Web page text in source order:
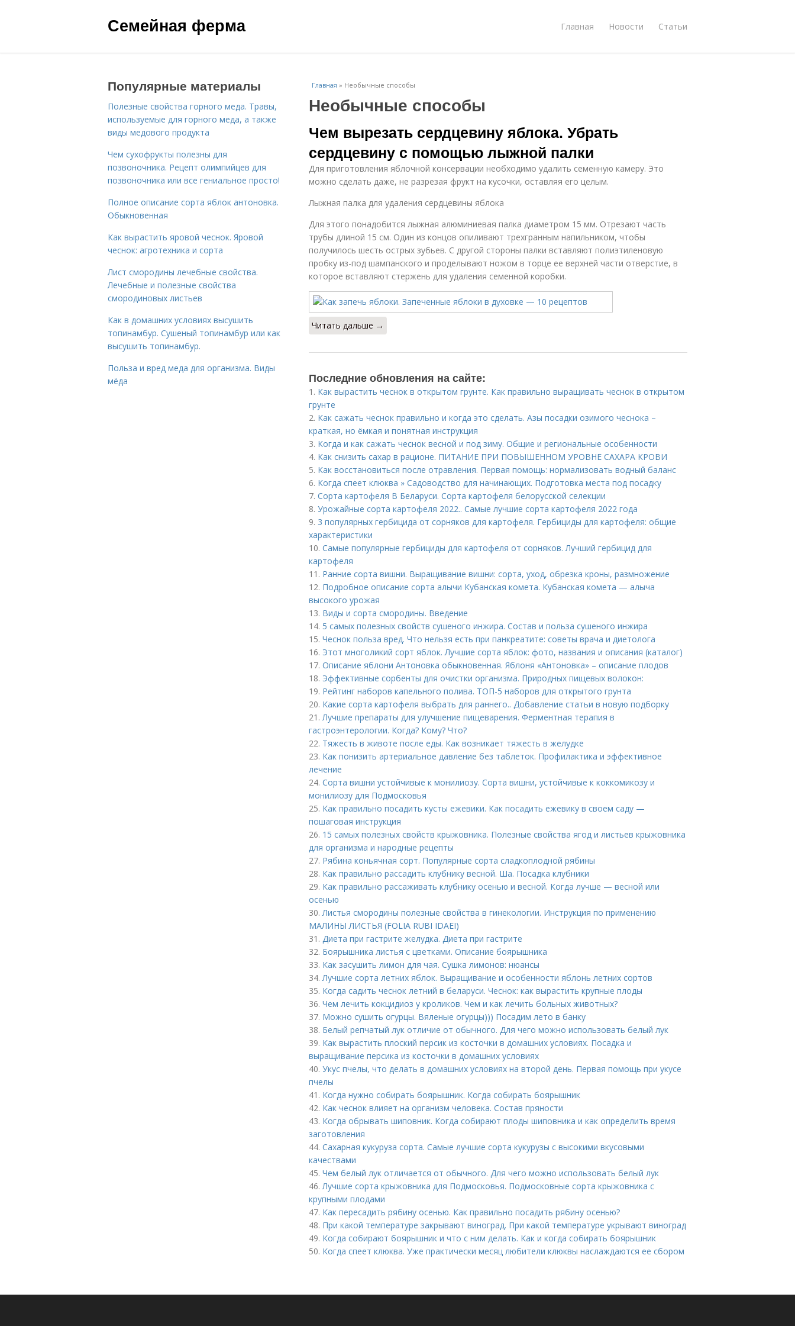
Семейная ферма Главная Новости Статьи
Главная » Необычные способы
Необычные способы
Чем вырезать сердцевину яблока. Убрать
сердцевину с помощью лыжной палки
Для приготовления яблочной консервации необходимо удалить семенную камеру. Это
можно сделать даже, не разрезая фрукт на кусочки, оставляя его целым.
Лыжная палка для удаления сердцевины яблока
Для этого понадобится лыжная алюминиевая палка диаметром 15 мм. Отрезают часть
трубы длиной 15 см. Один из концов опиливают трехгранным напильником, чтобы
получилось шесть острых зубьев. С другой стороны палки вставляют полиэтиленовую
пробку из-под шампанского и проделывают ножом в торце ее верхней части отверстие, в
которое вставляют стержень для удаления семенной коробки.
Читать дальше →
Последние обновления на сайте:
1. Как вырастить чеснок в открытом грунте. Как правильно выращивать чеснок в открытом
грунте
2. Как сажать чеснок правильно и когда это сделать. Азы посадки озимого чеснока –
краткая, но ёмкая и понятная инструкция
3. Когда и как сажать чеснок весной и под зиму. Общие и региональные особенности
4. Как снизить сахар в рационе. ПИТАНИЕ ПРИ ПОВЫШЕННОМ УРОВНЕ САХАРА КРОВИ
5. Как восстановиться после отравления. Первая помощь: нормализовать водный баланс
6. Когда спеет клюква » Садоводство для начинающих. Подготовка места под посадку
7. Сорта картофеля В Беларуси. Сорта картофеля белорусской селекции
8. Урожайные сорта картофеля 2022.. Самые лучшие сорта картофеля 2022 года
9. 3 популярных гербицида от сорняков для картофеля. Гербициды для картофеля: общие
характеристики
10. Самые популярные гербициды для картофеля от сорняков. Лучший гербицид для
картофеля
11. Ранние сорта вишни. Выращивание вишни: сорта, уход, обрезка кроны, размножение
12. Подробное описание сорта алычи Кубанская комета. Кубанская комета — алыча
высокого урожая
13. Виды и сорта смородины. Введение
14. 5 самых полезных свойств сушеного инжира. Состав и польза сушеного инжира
15. Чеснок польза вред. Что нельзя есть при панкреатите: советы врача и диетолога
16. Этот многоликий сорт яблок. Лучшие сорта яблок: фото, названия и описания (каталог)
17. Описание яблони Антоновка обыкновенная. Яблоня «Антоновка» – описание плодов
18. Эффективные сорбенты для очистки организма. Природных пищевых волокон:
19. Рейтинг наборов капельного полива. ТОП-5 наборов для открытого грунта
20. Какие сорта картофеля выбрать для раннего.. Добавление статьи в новую подборку
21.Лучшие препараты для улучшение пищеварения. Ферментная терапия в
гастроэнтерологии. Когда? Кому? Что?
22. Тяжесть в животе после еды. Как возникает тяжесть в желудке
23. Как понизить артериальное давление без таблеток. Профилактика и эффективное
лечение
24. Сорта вишни устойчивые к монилиозу. Сорта вишни, устойчивые к коккомикозу и
монилиозу для Подмосковья
25. Как правильно посадить кусты ежевики. Как посадить ежевику в своем саду —
пошаговая инструкция
26. 15 самых полезных свойств крыжовника. Полезные свойства ягод и листьев крыжовника
для организма и народные рецепты
27. Рябина коньячная сорт. Популярные сорта сладкоплодной рябины
28. Как правильно рассадить клубнику весной. Ша. Посадка клубники
29. Как правильно рассаживать клубнику осенью и весной. Когда лучше — весной или
осенью
30.Листья смородины полезные свойства в гинекологии. Инструкция по применению
МАЛИНЫ ЛИСТЬЯ (FOLIA RUBI IDAEI)
31. Диета при гастрите желудка. Диета при гастрите
32. Боярышника листья с цветками. Описание боярышника
33. Как засушить лимон для чая. Сушка лимонов: нюансы
34.Лучшие сорта летних яблок. Выращивание и особенности яблонь летних сортов
35. Когда садить чеснок летний в беларуси. Чеснок: как вырастить крупные плоды
36. Чем лечить кокцидиоз у кроликов. Чем и как лечить больных животных?
37. Можно сушить огурцы. Вяленые огурцы))) Посадим лето в банку
38. Белый репчатый лук отличие от обычного. Для чего можно использовать белый лук
39. Как вырастить плоский персик из косточки в домашних условиях. Посадка и
выращивание персика из косточки в домашних условиях
40. Укус пчелы, что делать в домашних условиях на второй день. Первая помощь при укусе
пчелы
41. Когда нужно собирать боярышник. Когда собирать боярышник
42. Как чеснок влияет на организм человека. Состав пряности
43. Когда обрывать шиповник. Когда собирают плоды шиповника и как определить время
заготовления
44. Сахарная кукуруза сорта. Самые лучшие сорта кукурузы с высокими вкусовыми
качествами
45. Чем белый лук отличается от обычного. Для чего можно использовать белый лук
46.Лучшие сорта крыжовника для Подмосковья. Подмосковные сорта крыжовника с
крупными плодами
47. Как пересадить рябину осенью. Как правильно посадить рябину осенью?
48. При какой температуре закрывают виноград. При какой температуре укрывают виноград
49. Когда собирают боярышник и что с ним делать. Как и когда собирать боярышник
50. Когда спеет клюква. Уже практически месяц любители клюквы наслаждаются ее сбором
Популярные материалы
Полезные свойства горного меда. Травы,
используемые для горного меда, а также
виды медового продукта
Чем сухофрукты полезны для
позвоночника. Рецепт олимпийцев для
позвоночника или все гениальное просто!
Полное описание сорта яблок антоновка.
Обыкновенная
Как вырастить яровой чеснок. Яровой
чеснок: агротехника и сорта
Лист смородины лечебные свойства.
Лечебные и полезные свойства
смородиновых листьев
Как в домашних условиях высушить
топинамбур. Сушеный топинамбур или как
высушить топинамбур.
Польза и вред меда для организма. Виды
мёда